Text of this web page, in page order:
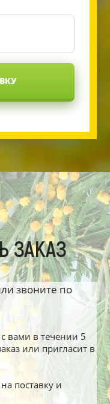
ЗАКАЗ
звоните по
вами в течении 5
или пригласит в
поставку и